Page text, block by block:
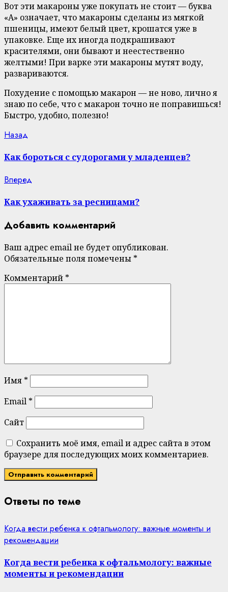
Вот эти макароны уже покупать не стоит — буква
«А» означает, что макароны сделаны из мягкой
пшеницы, имеют белый цвет, крошатся уже в
упаковке. Еще их иногда подкрашивают
красителями, они бывают и неестественно
желтыми! При варке эти макароны мутят воду,
развариваются.
Похудение с помощью макарон — не ново, лично я
знаю по себе, что с макарон точно не поправишься!
Быстро, удобно, полезно!
Continue
Reading
Назад
Как бороться с судорогами у младенцев?
Вперед
Как ухаживать за ресницами?
Добавить комментарий
Ваш адрес email не будет опубликован.
Обязательные поля помечены *
Комментарий *
Имя *
Email *
Сайт
Сохранить моё имя, email и адрес сайта в этом
браузере для последующих моих комментариев.
Ответы по теме
Когда вести ребенка к офтальмологу: важные моменты и
рекомендации
Когда вести ребенка к офтальмологу: важные
моменты и рекомендации